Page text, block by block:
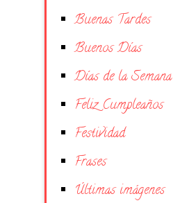
Buenas Tardes
Buenos Días
Días de la Semana
Feliz Cumpleaños
Festividad
Frases
Últimas imágenes